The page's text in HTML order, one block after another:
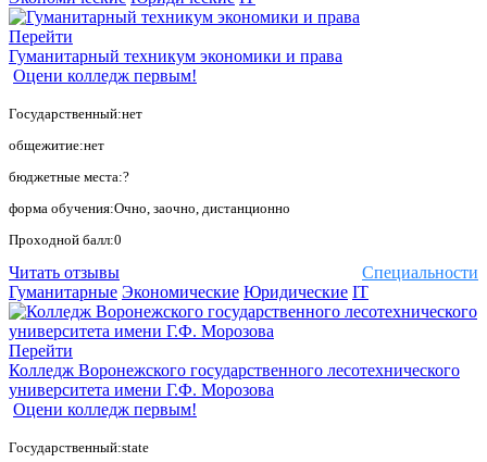
Перейти
Гуманитарный техникум экономики и права
Оцени колледж первым!
Государственный:нет
общежитие:нет
бюджетные места:?
форма обучения:Очно, заочно, дистанционно
Проходной балл:0
Специальности
Читать отзывы
Гуманитарные Экономические Юридические IT
Перейти
Колледж Воронежского государственного лесотехнического
университета имени Г.Ф. Морозова
Оцени колледж первым!
Государственный:state